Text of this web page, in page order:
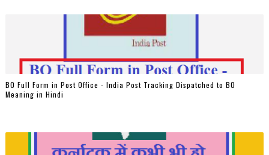
BO Full Form in Post Office - India Post Tracking Dispatched to BO
Meaning in Hindi